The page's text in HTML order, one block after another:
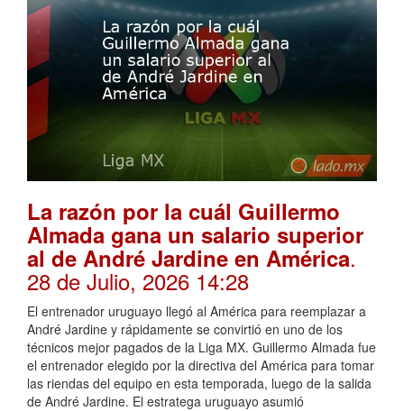
La razón por la cuál Guillermo
Almada gana un salario superior
al de André Jardine en América.
28 de Julio, 2026 14:28
El entrenador uruguayo llegó al América para reemplazar a
André Jardine y rápidamente se convirtió en uno de los
técnicos mejor pagados de la Liga MX. Guillermo Almada fue
el entrenador elegido por la directiva del América para tomar
las riendas del equipo en esta temporada, luego de la salida
de André Jardine. El estratega uruguayo asumió